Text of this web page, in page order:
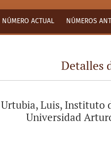
NÚMERO ACTUAL NÚMEROS
Detalles
Luis, Instituto
Universidad